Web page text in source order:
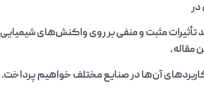
تأثیرات مثبت و منفی بر روی واکنش‌های شیمیایی
مقاله،
آن‌ها در صنایع مختلف خواهیم پرداخت.